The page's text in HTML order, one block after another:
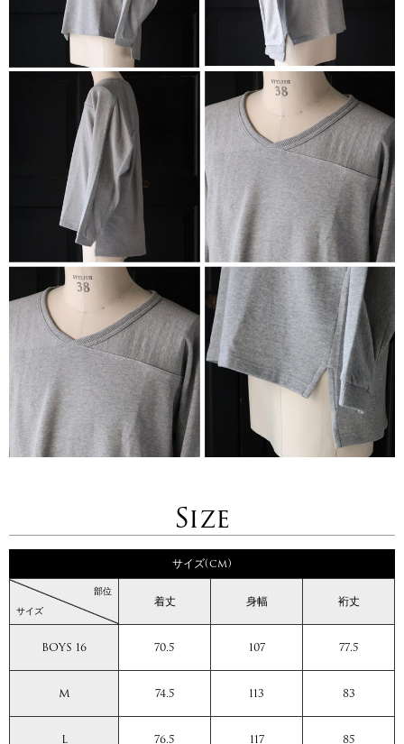
Size
サイズ(cm)
サイズ
部位
着丈 身幅 裄丈
BOYS 16 70.5 107 77.5
M 74.5 113 83
L 76.5 117 85